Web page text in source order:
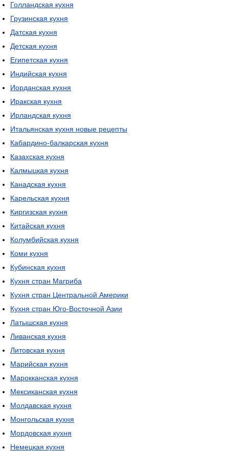
Голландская кухня
Грузинская кухня
Датская кухня
Детская кухня
Египетская кухня
Индийская кухня
Иорданская кухня
Иракская кухня
Ирландская кухня
Итальянская кухня новые рецепты
Кабардино-балкарская кухня
Казахская кухня
Калмыцкая кухня
Канадская кухня
Карельская кухня
Киргизская кухня
Китайская кухня
Колумбийская кухня
Коми кухня
Кубинская кухня
Кухня стран Магриба
Кухня стран Центральной Америки
Кухня стран Юго-Восточной Азии
Латышская кухня
Ливанская кухня
Литовская кухня
Марийская кухня
Марокканская кухня
Мексиканская кухня
Молдавская кухня
Монгольская кухня
Мордовская кухня
Немецкая кухня